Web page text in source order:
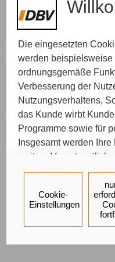
Die eingesetzten
werden beispielsweise
ordnungsgemäße
Verbesserung der
Nutzungsverhaltens,
das Kunde wirbt
Programme sowie für
Insgesamt werden
weitere
Einsatz der Dienste
und personalisierte
durch den jeweiligen
angelegt und mit
umfassenden
Cookie-
Einstellungen
Ort Ihrer
Wir kommen zu
Ihr persönliches
Telefonisch
Wir rufen Sie
Wunschtermin
Ein